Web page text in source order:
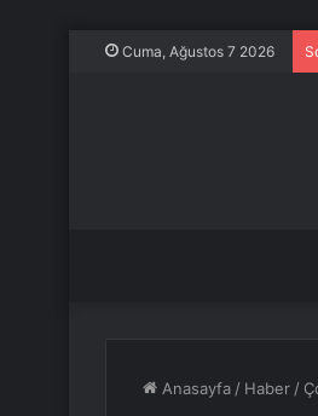
Cuma, Ağustos 7 2026
Anasayfa / Haber /